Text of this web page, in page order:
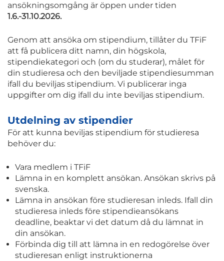
ansökningsomgång är öppen under tiden
1.6.-31.10.2026.
Genom att ansöka om stipendium, tillåter du TFiF
att få publicera ditt namn, din högskola,
stipendiekategori och (om du studerar), målet för
din studieresa och den beviljade stipendiesumman
ifall du beviljas stipendium. Vi publicerar inga
uppgifter om dig ifall du inte beviljas stipendium.
Utdelning av stipendier
För att kunna beviljas stipendium för studieresa
behöver du:
Vara medlem i TFiF
Lämna in en komplett ansökan. Ansökan skrivs på
svenska.
Lämna in ansökan före studieresan inleds. Ifall din
studieresa inleds före stipendieansökans
deadline, beaktar vi det datum då du lämnat in
din ansökan.
Förbinda dig till att lämna in en redogörelse över
studieresan enligt instruktionerna